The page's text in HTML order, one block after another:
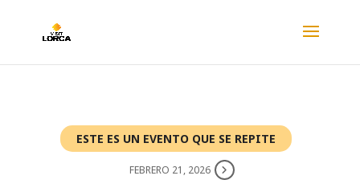
ESTE ES UN EVENTO QUE SE REPITE
FEBRERO 21, 2026